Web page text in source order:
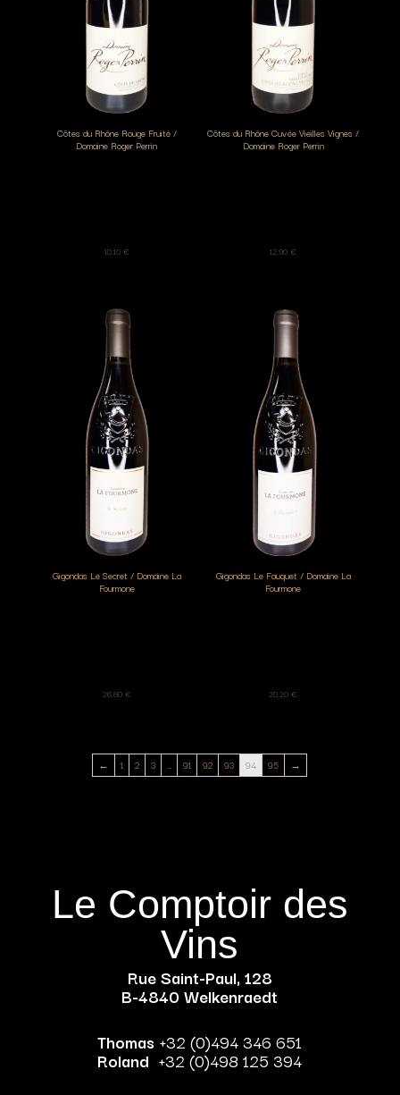
Côtes du Rhône Rouge Fruité /
Domaine Roger Perrin
10,10 €
Côtes du Rhône Cuvée Vieilles Vignes /
Domaine Roger Perrin
12,90 €
Gigondas Le Secret / Domaine La
Fourmone
26,80 €
Gigondas Le Fauquet / Domaine La
Fourmone
20,20 €
← 1 2 3 … 91 92 93 94 95 →
Le Comptoir des
Vins
Rue Saint-Paul, 128
B-4840 Welkenraedt
Thomas +32 (0)494 346 651
Roland +32 (0)498 125 394